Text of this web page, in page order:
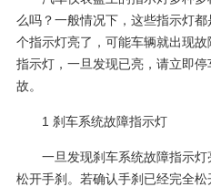
么吗？一般情况下，这些指示灯
个指示灯亮了，可能车辆就出现
指示灯，一旦发现已亮，请立即
故。
1 刹车系统故障指示灯
一旦发现刹车系统故障指示
松开手刹。若确认手刹已经完全